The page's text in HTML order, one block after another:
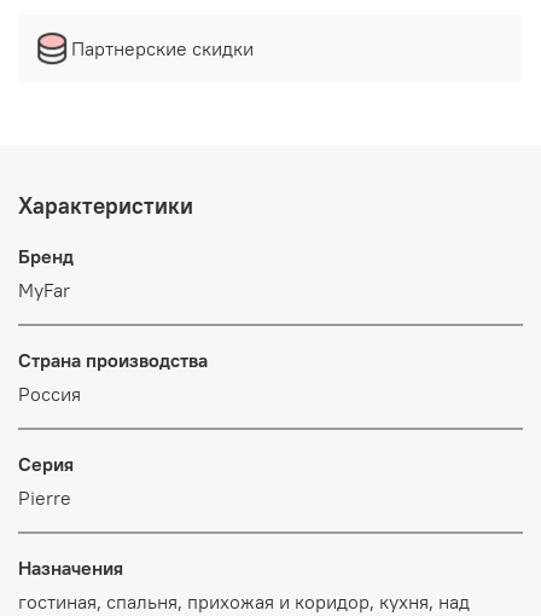
Партнерские скидки
Характеристики
Бренд
MyFar
Страна производства
Россия
Серия
Pierre
Назначения
гостиная, спальня, прихожая и коридор, кухня, над